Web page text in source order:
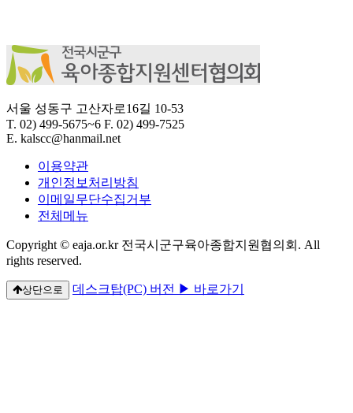
서울 성동구 고산자로16길 10-53
T. 02) 499-5675~6 F. 02) 499-7525
E. kalscc@hanmail.net
이용약관
개인정보처리방침
이메일무단수집거부
전체메뉴
Copyright © eaja.or.kr 전국시군구육아종합지원협의회. All
rights reserved.
상단으로 데스크탑(PC) 버전 ▶ 바로가기